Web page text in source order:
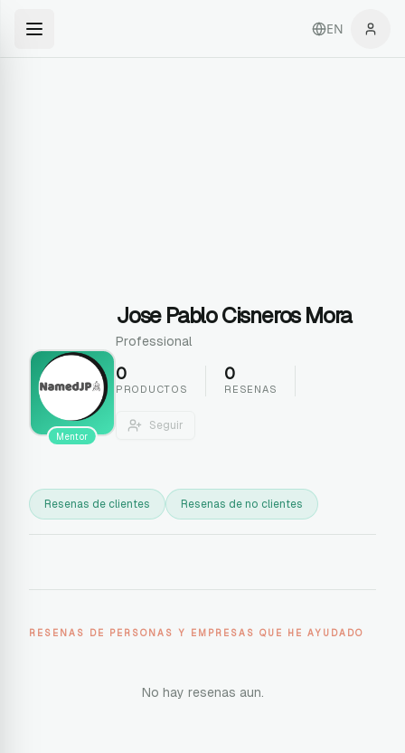
EN
Mentor
Jose Pablo Cisneros Mora
Professional
0
PRODUCTOS
0
RESENAS
Seguir
Resenas de clientes Resenas de no clientes
RESENAS DE PERSONAS Y EMPRESAS QUE HE AYUDADO
No hay resenas aun.